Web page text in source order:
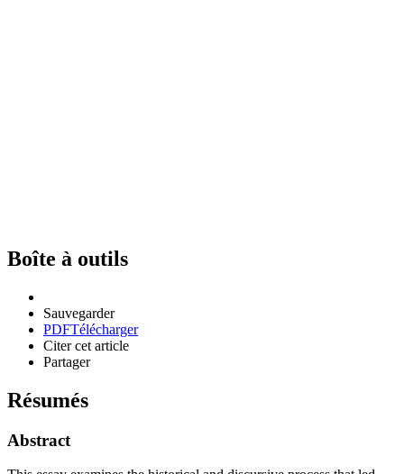
Boîte à outils
Sauvegarder
PDFTélécharger
Citer cet article
Partager
Résumés
Abstract